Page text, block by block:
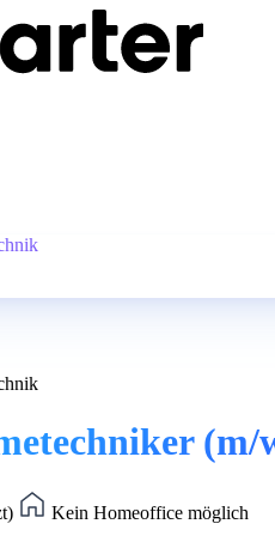
(m/
Kein Homeoffice möglich